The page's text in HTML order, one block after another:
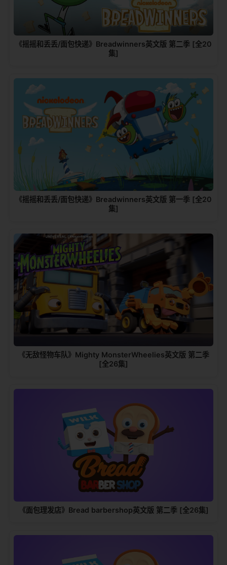
《摇摇和丢丢/面包快递》Breadwinners英文版 第二季 [全20
集]
《摇摇和丢丢/面包快递》Breadwinners英文版 第一季 [全20
集]
《无敌怪物车队》Mighty MonsterWheelies英文版 第二季
[全26集]
《面包理发店》Bread barbershop英文版 第二季 [全26集]